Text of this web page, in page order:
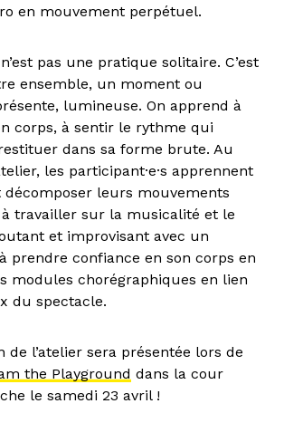
en mouvement perpétuel.
pas une pratique solitaire. C’est
ensemble, un moment ou
lumineuse. On apprend à
corps, à sentir le rythme qui
dans sa forme brute. Au
les participant·e·s apprennent
décomposer leurs mouvements
à travailler sur la musicalité et le
et improvisant avec un
prendre confiance en son corps en
modules chorégraphiques en lien
du spectacle.
de l’atelier sera présentée lors de
the Playground dans la cour
le samedi 23 avril !